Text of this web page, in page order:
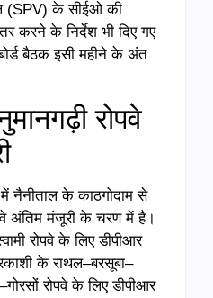
(SPV) के सीईओ की
करने के निर्देश भी दिए गए
बैठक इसी महीने के अंत
रोपवे
नैनीताल के काठगोदाम से
अंतिम मंजूरी के चरण में है।
रोपवे के लिए डीपीआर
के राथल–बरसूबा–
रोपवे के लिए डीपीआर